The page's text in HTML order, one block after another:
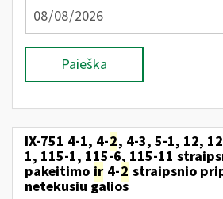
Paieška
IX-751 4-1, 4-2, 4-3, 5-1, 12,
1, 115-1, 115-6, 115-11
pakeitimo ir 4-2 straipsnio
netekusiu galios